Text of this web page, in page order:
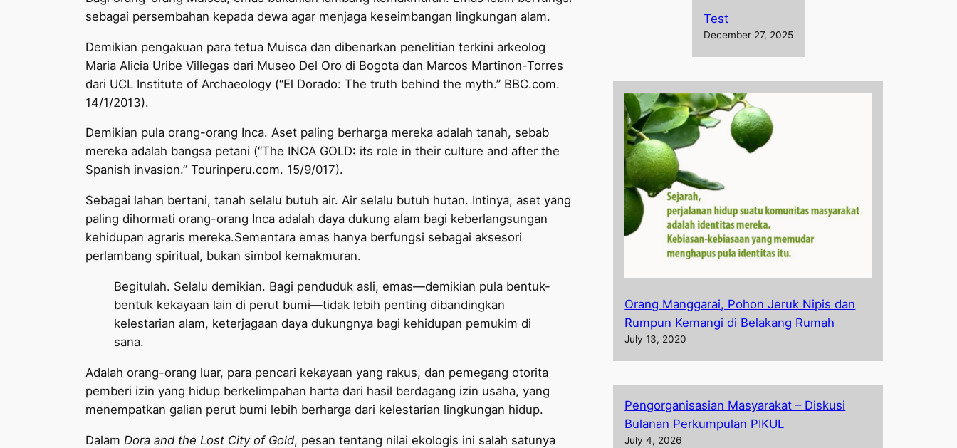
sebagai persembahan kepada dewa agar menjaga keseimbangan lingkungan alam.
Demikian pengakuan para tetua Muisca dan dibenarkan penelitian terkini arkeolog
Maria Alicia Uribe Villegas dari Museo Del Oro di Bogota dan Marcos Martinon-Torres
dari UCL Institute of Archaeology (“El Dorado: The truth behind the myth.” BBC.com.
14/1/2013).
Demikian pula orang-orang Inca. Aset paling berharga mereka adalah tanah, sebab
mereka adalah bangsa petani (“The INCA GOLD: its role in their culture and after the
Spanish invasion.” Tourinperu.com. 15/9/017).
Sebagai lahan bertani, tanah selalu butuh air. Air selalu butuh hutan. Intinya, aset yang
paling dihormati orang-orang Inca adalah daya dukung alam bagi keberlangsungan
kehidupan agraris mereka.Sementara emas hanya berfungsi sebagai aksesori
perlambang spiritual, bukan simbol kemakmuran.
Begitulah. Selalu demikian. Bagi penduduk asli, emas—demikian pula bentuk-
bentuk kekayaan lain di perut bumi—tidak lebih penting dibandingkan
kelestarian alam, keterjagaan daya dukungnya bagi kehidupan pemukim di
sana.
Adalah orang-orang luar, para pencari kekayaan yang rakus, dan pemegang otorita
pemberi izin yang hidup berkelimpahan harta dari hasil berdagang izin usaha, yang
menempatkan galian perut bumi lebih berharga dari kelestarian lingkungan hidup.
Dalam Dora and the Lost City of Gold, pesan tentang nilai ekologis ini salah satunya
Test
December 27, 2025
Orang Manggarai, Pohon Jeruk Nipis dan
Rumpun Kemangi di Belakang Rumah
July 13, 2020
Pengorganisasian Masyarakat – Diskusi
Bulanan Perkumpulan PIKUL
July 4, 2026